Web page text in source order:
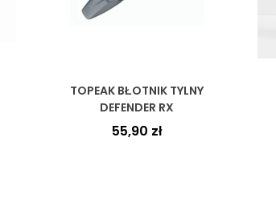
TOPEAK BŁOTNIK TYLNY
DEFENDER RX
55,90 zł